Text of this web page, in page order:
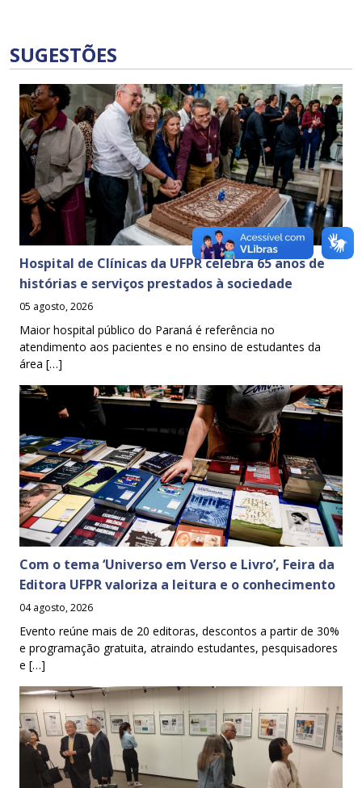
SUGESTÕES
Hospital de Clínicas da UFPR celebra 65 anos de
histórias e serviços prestados à sociedade
05 agosto, 2026
Maior hospital público do Paraná é referência no
atendimento aos pacientes e no ensino de estudantes da
área […]
Com o tema ‘Universo em Verso e Livro’, Feira da
Editora UFPR valoriza a leitura e o conhecimento
04 agosto, 2026
Evento reúne mais de 20 editoras, descontos a partir de 30%
e programação gratuita, atraindo estudantes, pesquisadores
e […]